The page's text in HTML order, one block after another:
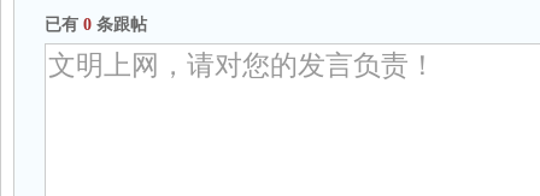
已有 0 条跟帖